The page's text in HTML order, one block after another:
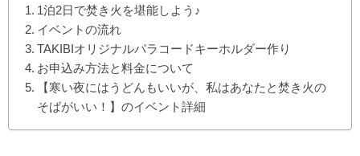
1泊2日で焚き火を堪能しよう♪
イベントの流れ
TAKIBIオリジナルパラコードキーホルダー作り
お申込み方法と料金について
【寒い夜にはうどんもいいが、私はあなたと焚き火の
そばがいい！】のイベント詳細